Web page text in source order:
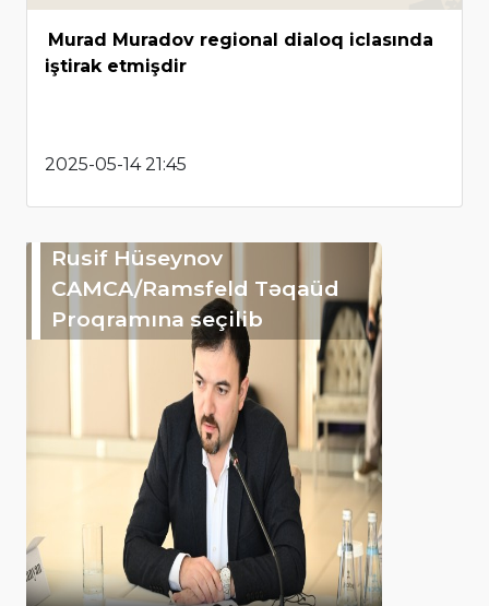
Murad Muradov regional dialoq iclasında
iştirak etmişdir
2025-05-14 21:45
Rusif Hüseynov
CAMCA/Ramsfeld Təqaüd
Proqramına seçilib